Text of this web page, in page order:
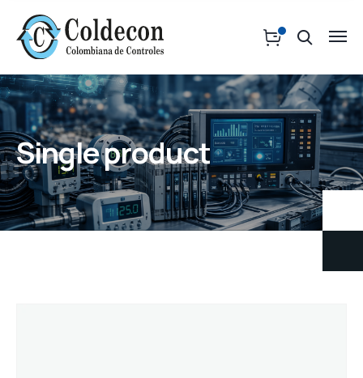
Single product